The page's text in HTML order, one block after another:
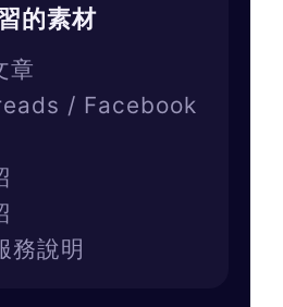
的素材
章
/ Facebook
務說明